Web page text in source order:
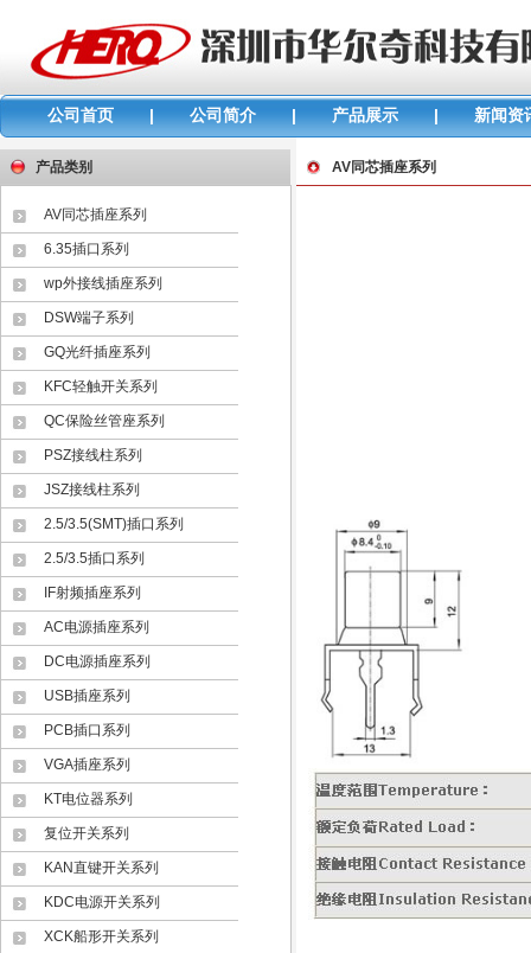
公司首页 | 公司简介 | 产品展示 | 新闻资
产品类别
AV同芯插座系列
6.35插口系列
wp外接线插座系列
DSW端子系列
GQ光纤插座系列
KFC轻触开关系列
QC保险丝管座系列
PSZ接线柱系列
JSZ接线柱系列
2.5/3.5(SMT)插口系列
2.5/3.5插口系列
IF射频插座系列
AC电源插座系列
DC电源插座系列
USB插座系列
PCB插口系列
VGA插座系列
KT电位器系列
复位开关系列
KAN直键开关系列
KDC电源开关系列
XCK船形开关系列
AV同芯插座系列